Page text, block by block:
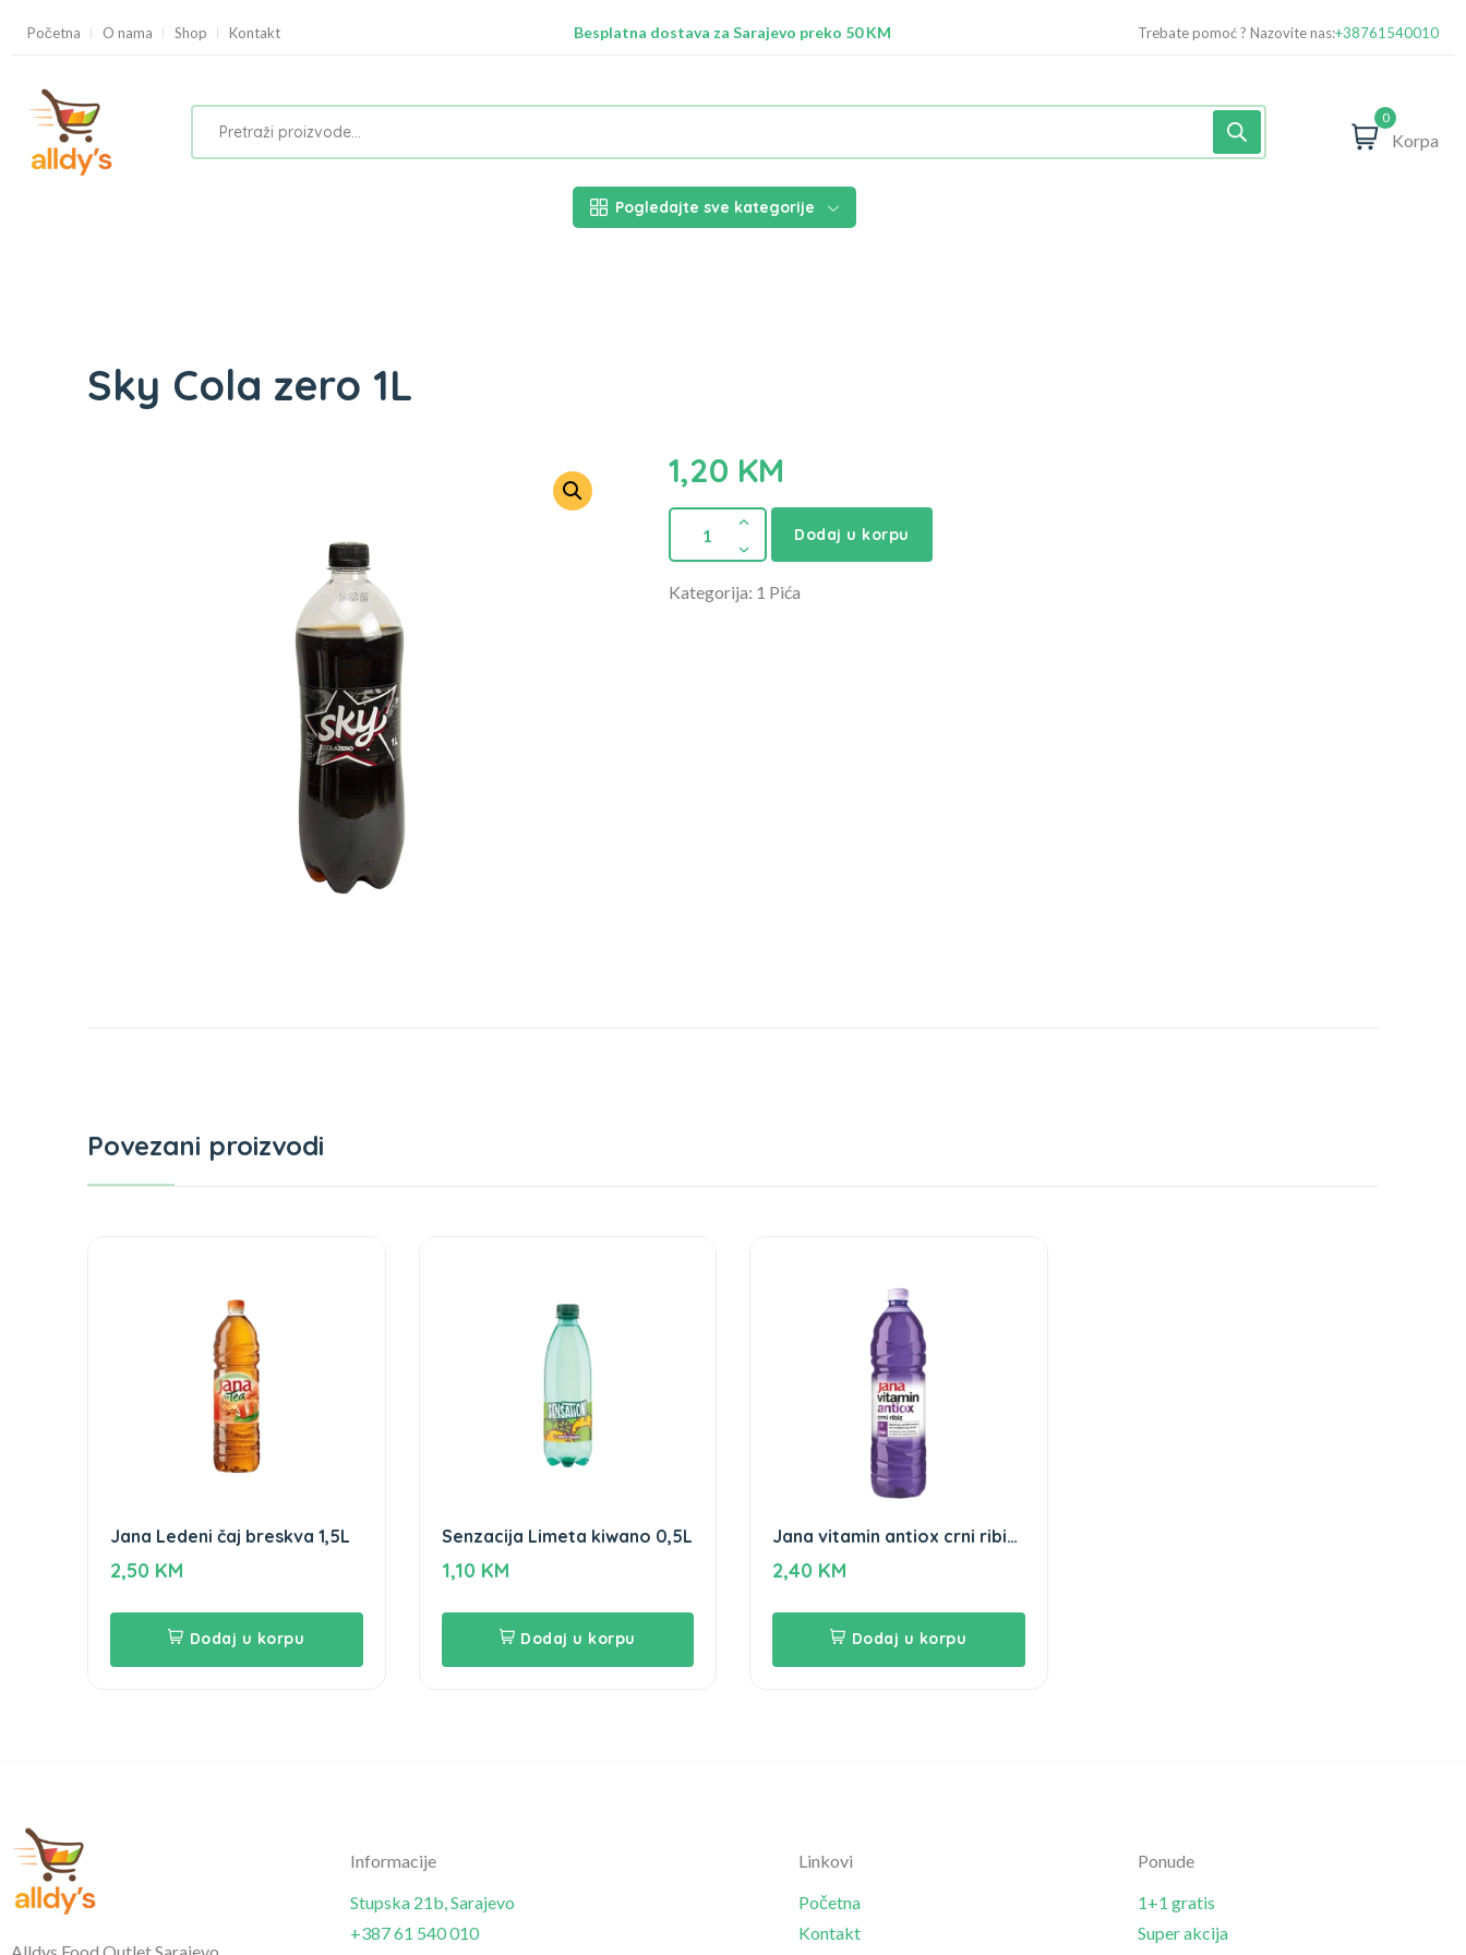
Početna O nama Shop Kontakt
Besplatna dostava za Sarajevo preko 50 KM
Trebate pomoć ? Nazovite nas:+38761540010
0
Korpa
Pogledajte sve kategorije
Sky Cola zero 1L
1,20 KM
Dodaj u korpu
Kategorija: 1 Pića
Povezani proizvodi
Jana Ledeni čaj breskva 1,5L
2,50 KM
Dodaj u korpu
Senzacija Limeta kiwano 0,5L
1,10 KM
Dodaj u korpu
Jana vitamin antiox crni ribiz
1,5L
2,40 KM
Dodaj u korpu
Informacije
Stupska 21b, Sarajevo
+387 61 540 010
Linkovi
Početna
Kontakt
Ponude
1+1 gratis
Super akcija